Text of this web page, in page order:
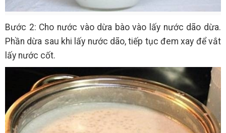
Bước 2: Cho nước vào dừa bào vào lấy nước dão dừa.
Phần dừa sau khi lấy nước dão, tiếp tục đem xay để vắt
lấy nước cốt.